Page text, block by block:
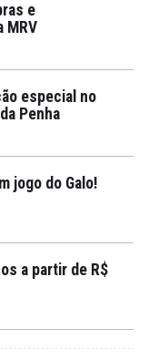
e
MRV
especial no
Penha
jogo do Galo!
a partir de R$